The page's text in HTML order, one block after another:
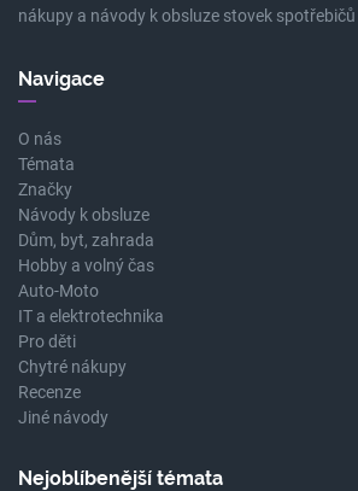
nákupy a návody k obsluze stovek
Navigace
O nás
Témata
Značky
Návody k obsluze
Dům, byt, zahrada
Hobby a volný čas
Auto-Moto
IT a elektrotechnika
Pro děti
Chytré nákupy
Recenze
Jiné návody
Nejoblíbenější témata